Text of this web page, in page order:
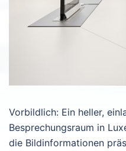
Vorbildlich: Ein heller,
Besprechungsraum in
die Bildinformationen